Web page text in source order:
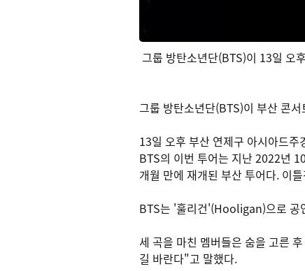
그룹 방탄소년단(BTS)이 13일 오
그룹 방탄소년단(BTS)이 부산 콘
13일 오후 부산 연제구 아시아드
BTS의 이번 투어는 지난 2022년
개월 만에 재개된 부산 투어다. 이
BTS는 '훌리건'(Hooligan)으로 공
세 곡을 마친 멤버들은 숨을 고른
길 바란다"고 말했다.